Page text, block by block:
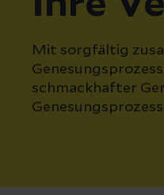
Mit sorgfältig
schmackhafter